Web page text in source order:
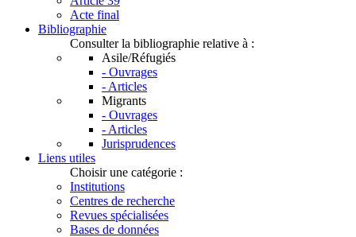
Acte final
Bibliographie
Consulter la bibliographie relative à :
Asile/Réfugiés
- Ouvrages
- Articles
Migrants
- Ouvrages
- Articles
Jurisprudences
Liens utiles
Choisir une catégorie :
Institutions
Centres de recherche
Revues spécialisées
Bases de données